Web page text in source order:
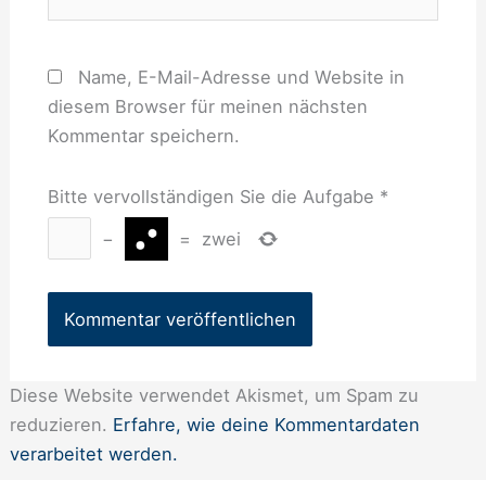
Name, E-Mail-Adresse und Website in
diesem Browser für meinen nächsten
Kommentar speichern.
Bitte vervollständigen Sie die Aufgabe *
−
= zwei
Diese Website verwendet Akismet, um Spam zu
reduzieren. Erfahre, wie deine Kommentardaten
verarbeitet werden.